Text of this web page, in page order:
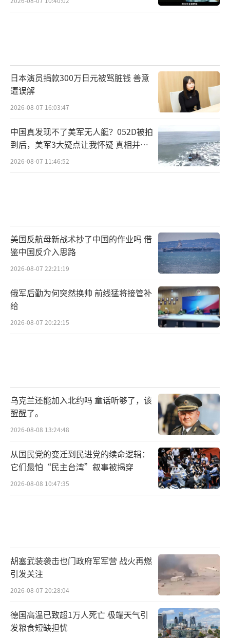
日本演员捐款300万日元被骂脏钱 善意
遭误解
2026-08-07 16:03:47
中国真发现不了美军无人艇？052D被拍
到后，美军3大疑点让我怀疑 真相并非
如此
2026-08-07 11:46:52
美国反航母新战术抄了中国的作业吗 借
鉴中国反介入思路
2026-08-07 22:21:19
俄军后勤为何突然换帅 前线猛将接管补
给
2026-08-07 20:22:15
乌克兰还能加入北约吗 童话听够了，该
醒醒了。
2026-08-08 13:24:48
从国民党的变迁到民进党的续命逻辑：
它们最怕“民主台湾”叙事被揭穿
2026-08-08 10:47:35
胡塞武装袭击也门政府军军营 战火再燃
引发关注
2026-08-07 20:28:04
德国高温已致超1万人死亡 极端天气引
发粮食短缺担忧